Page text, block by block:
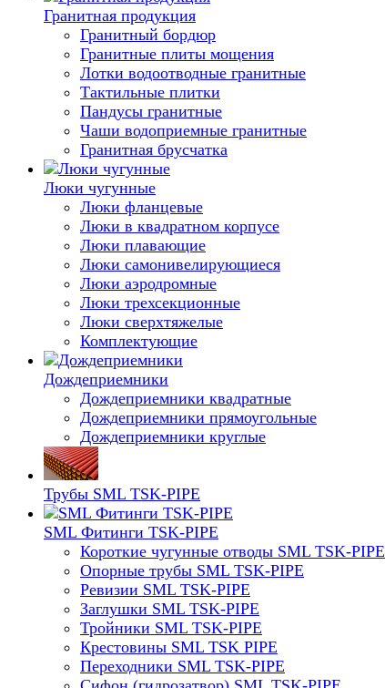
Гранитная продукция
Гранитный бордюр
Гранитные плиты мощения
Лотки водоотводные гранитные
Тактильные плитки
Пандусы гранитные
Чаши водоприемные гранитные
Гранитная брусчатка
Люки чугунные
Люки фланцевые
Люки в квадратном корпусе
Люки плавающие
Люки самонивелирующиеся
Люки аэродромные
Люки трехсекционные
Люки сверхтяжелые
Комплектующие
Дождеприемники
Дождеприемники квадратные
Дождеприемники прямоугольные
Дождеприемники круглые
Трубы SML TSK-PIPE
SML Фитинги TSK-PIPE
Короткие чугунные отводы SML TSK-PIPE
Опорные трубы SML TSK-PIPE
Ревизии SML TSK-PIPE
Заглушки SML TSK-PIPE
Тройники SML TSK-PIPE
Крестовины SML TSK PIPE
Переходники SML TSK-PIPE